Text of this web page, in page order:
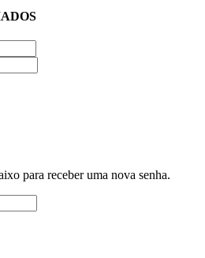
para receber uma nova senha.